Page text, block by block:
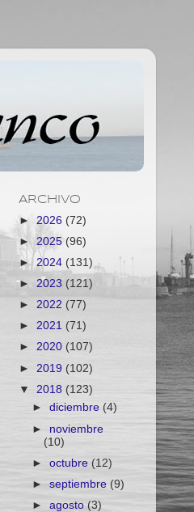
ARCHIVO
► 2026 (72)
► 2025 (96)
► 2024 (131)
► 2023 (121)
► 2022 (77)
► 2021 (71)
► 2020 (107)
► 2019 (102)
▼ 2018 (123)
►diciembre (4)
► noviembre
(10)
►octubre(12)
►septiembre(9)
►agosto(3)